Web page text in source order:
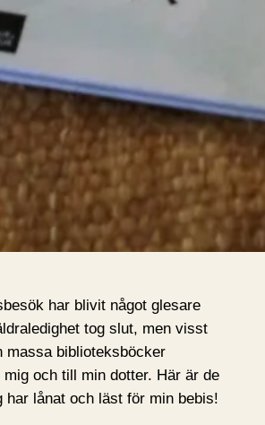
har blivit något glesare
tog slut, men visst
massa biblioteksböcker
och till min dotter. Här är de
har lånat och läst för min bebis!